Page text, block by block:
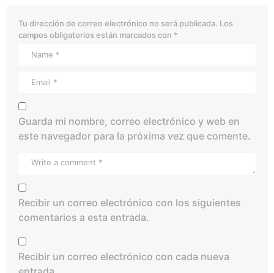
Tu dirección de correo electrónico no será publicada. Los
campos obligatorios están marcados con *
Guarda mi nombre, correo electrónico y web en
este navegador para la próxima vez que comente.
Recibir un correo electrónico con los siguientes
comentarios a esta entrada.
Recibir un correo electrónico con cada nueva